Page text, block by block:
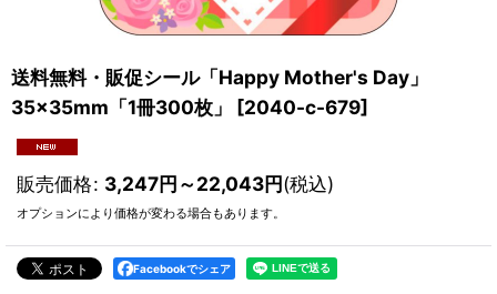
送料無料・販促シール「Happy Mother's Day」
35×35mm「1冊300枚」
[2040-c-679]
販売価格: 3,247円～22,043円(税込)
オプションにより価格が変わる場合もあります。
Facebookでシェア